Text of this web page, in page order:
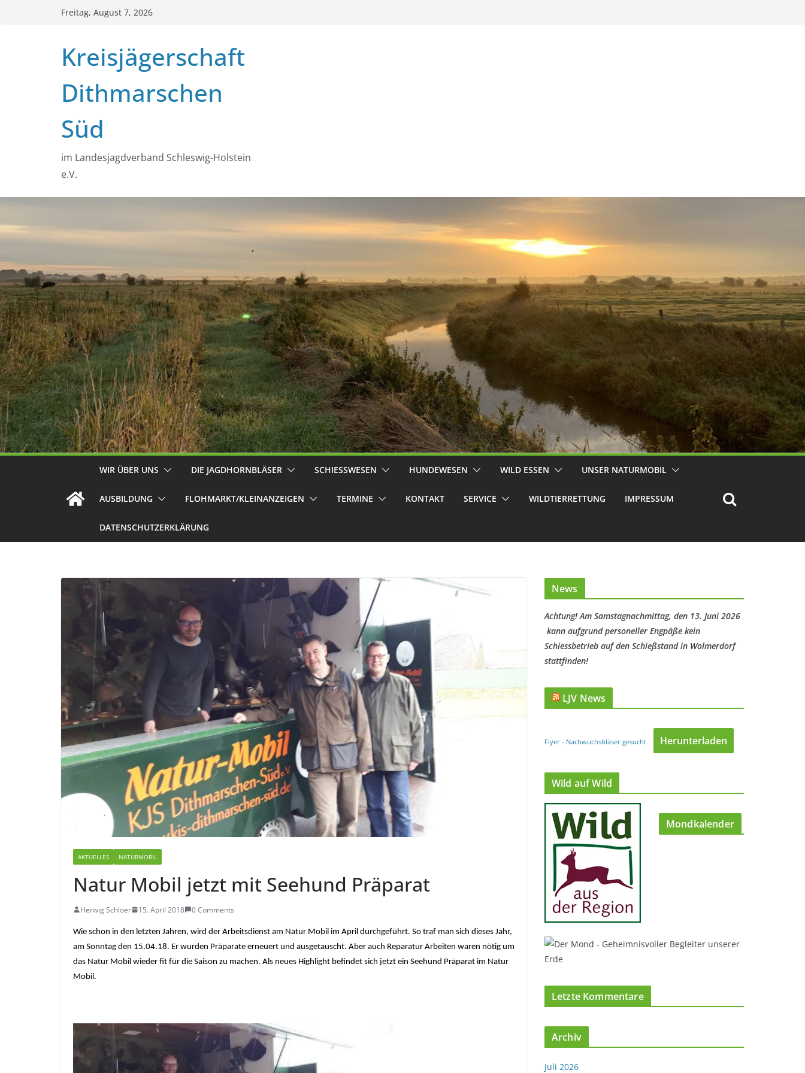
Freitag, August 7, 2026
Kreisjägerschaft
Dithmarschen
Süd
im Landesjagdverband Schleswig-Holstein
e.V.
WIR ÜBER UNS DIE JAGDHORNBLÄSER SCHIESSWESEN HUNDEWESEN WILD ESSEN UNSER NATURMOBIL
AUSBILDUNG FLOHMARKT/KLEINANZEIGEN TERMINE KONTAKT SERVICE WILDTIERRETTUNG IMPRESSUM
DATENSCHUTZERKLÄRUNG
AKTUELLES NATURMOBIL
Natur Mobil jetzt mit Seehund Präparat
Herwig Schloer 15. April 2018 0 Comments
Wie schon in den letzten Jahren, wird der Arbeitsdienst am Natur Mobil im April durchgeführt. So traf man sich dieses Jahr,
am Sonntag den 15.04.18. Er wurden Präparate erneuert und ausgetauscht. Aber auch Reparatur Arbeiten waren nötig um
das Natur Mobil wieder fit für die Saison zu machen. Als neues Highlight befindet sich jetzt ein Seehund Präparat im Natur
Mobil.
News
Achtung! Am Samstagnachmittag, den 13. Juni 2026
kann aufgrund personeller Engpäße kein
Schiessbetrieb auf den Schießstand in Wolmerdorf
stattfinden!
LJV News
Flyer - Nachwuchsbläser gesucht Herunterladen
Wild auf Wild
Mondkalender
Letzte Kommentare
Archiv
Juli 2026